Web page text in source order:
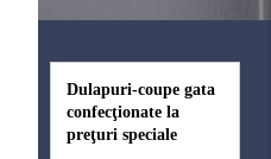
Dulapuri-coupe gata
confecţionate la
preţuri speciale